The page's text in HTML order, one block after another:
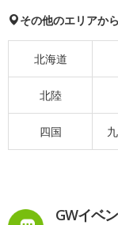
その他のエリアか
北海道
北陸
四国
GWイベ